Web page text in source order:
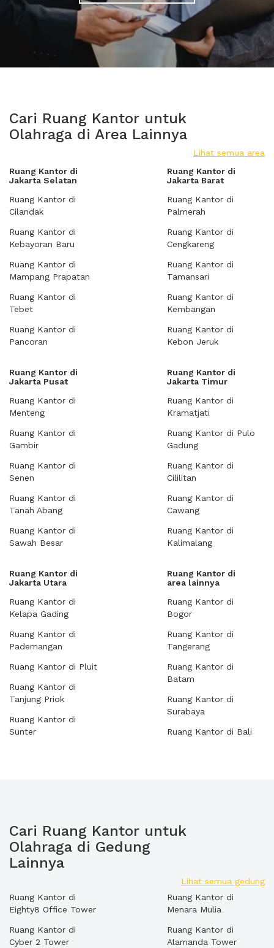
Cari Ruang Kantor untuk
Olahraga di Area Lainnya
Lihat semua area
Ruang Kantor di
Jakarta Selatan
Ruang Kantor di
Cilandak
Ruang Kantor di
Kebayoran Baru
Ruang Kantor di
Mampang Prapatan
Ruang Kantor di
Tebet
Ruang Kantor di
Pancoran
Ruang Kantor di
Jakarta Barat
Ruang Kantor di
Palmerah
Ruang Kantor di
Cengkareng
Ruang Kantor di
Tamansari
Ruang Kantor di
Kembangan
Ruang Kantor di
Kebon Jeruk
Ruang Kantor di
Jakarta Pusat
Ruang Kantor di
Menteng
Ruang Kantor di
Gambir
Ruang Kantor di
Senen
Ruang Kantor di
Tanah Abang
Ruang Kantor di
Sawah Besar
Ruang Kantor di
Jakarta Timur
Ruang Kantor di
Kramatjati
Ruang Kantor di Pulo
Gadung
Ruang Kantor di
Cililitan
Ruang Kantor di
Cawang
Ruang Kantor di
Kalimalang
Ruang Kantor di
Jakarta Utara
Ruang Kantor di
Kelapa Gading
Ruang Kantor di
Pademangan
Ruang Kantor di Pluit
Ruang Kantor di
Tanjung Priok
Ruang Kantor di
Sunter
Ruang Kantor di
area lainnya
Ruang Kantor di
Bogor
Ruang Kantor di
Tangerang
Ruang Kantor di
Batam
Ruang Kantor di
Surabaya
Ruang Kantor di Bali
Cari Ruang Kantor untuk
Olahraga di Gedung
Lainnya
Lihat semua gedung
Ruang Kantor di
Eighty8 Office Tower
Ruang Kantor di
Cyber 2 Tower
Ruang Kantor di
Menara Mulia
Ruang Kantor di
Alamanda Tower